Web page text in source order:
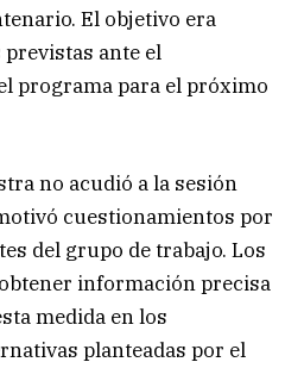
El objetivo era
ante el
programa para el próximo
no acudió a la sesión
cuestionamientos por
del grupo de trabajo. Los
información precisa
medida en los
planteadas por el